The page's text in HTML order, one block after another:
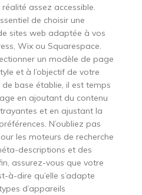
assez accessible.
de choisir une
sites web adaptée à vos
Wix ou Squarespace.
un modèle de page
et à l’objectif de votre
base établie, il est temps
en ajoutant du contenu
et en ajustant la
N’oubliez pas
les moteurs de recherche
descriptions et des
assurez-vous que votre
à-dire qu’elle s’adapte
d’appareils